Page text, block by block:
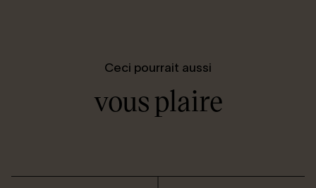
Ceci pourrait aussi
vous plaire